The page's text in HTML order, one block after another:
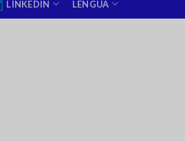
LINKEDIN LENGUA